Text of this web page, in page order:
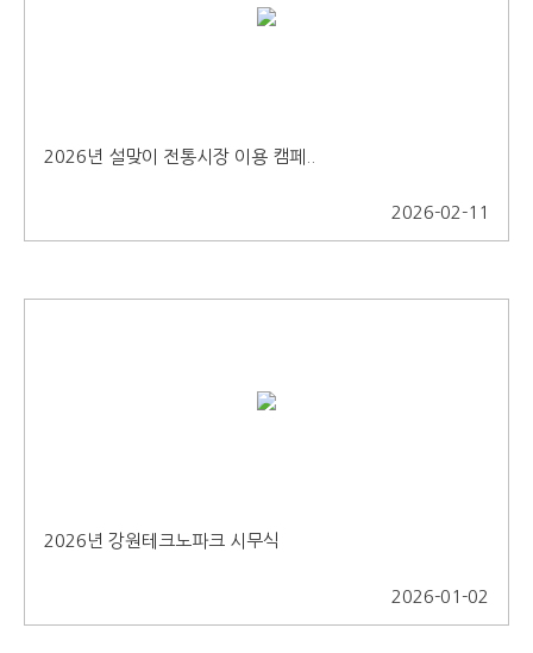
2026년 설맞이 전통시장 이용 캠페..
2026-02-11
2026년 강원테크노파크 시무식
2026-01-02